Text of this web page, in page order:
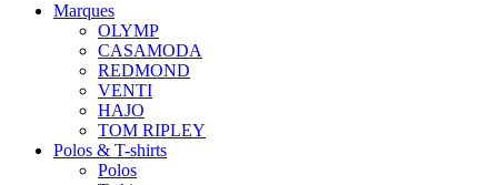
Marques
OLYMP
CASAMODA
REDMOND
VENTI
HAJO
TOM RIPLEY
Polos & T-shirts
Polos